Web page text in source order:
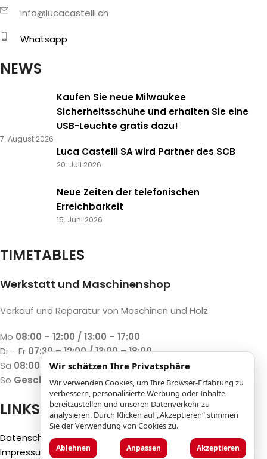
info@lucacastelli.ch
Whatsapp
NEWS
Kaufen Sie neue Milwaukee
Sicherheitsschuhe und erhalten Sie eine
USB-Leuchte gratis dazu!
7. August 2026
Luca Castelli SA wird Partner des SCB
20. Juli 2026
Neue Zeiten der telefonischen
Erreichbarkeit
15. Juni 2026
TIMETABLES
Werkstatt und Maschinenshop
Verkauf und Reparatur von Maschinen und Holz
Mo 08:00 – 12:00 / 13:00 – 17:00
Di – Fr 07:30 – 12:00 / 13:00 – 18:00
Sa 08:00 – 12:00 / 13:00 – 17:00
So Geschlossen
LINKS
Datenschutzbestimmungen
Impressum
Wir schätzen Ihre Privatsphäre
Wir verwenden Cookies, um Ihre Browser-Erfahrung zu
verbessern, personalisierte Werbung oder Inhalte
bereitzustellen und unseren Datenverkehr zu
analysieren. Durch Klicken auf „Akzeptieren“ stimmen
Sie der Verwendung von Cookies zu.
Ablehnen Anpassen Akzeptieren